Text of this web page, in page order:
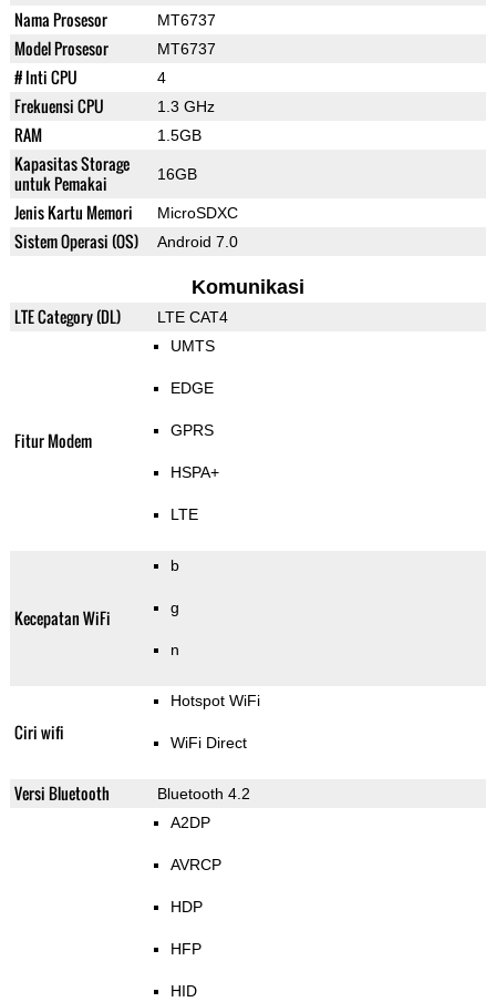
Nama Prosesor MT6737
Model Prosesor MT6737
# Inti CPU 4
Frekuensi CPU 1.3 GHz
RAM 1.5GB
Kapasitas Storage
untuk Pemakai
16GB
Jenis Kartu Memori MicroSDXC
Sistem Operasi (OS) Android 7.0
Komunikasi
LTE Category (DL) LTE CAT4
Fitur Modem
UMTS
EDGE
GPRS
HSPA+
LTE
Kecepatan WiFi
b
g
n
Ciri wifi
Hotspot WiFi
WiFi Direct
Versi Bluetooth Bluetooth 4.2
A2DP
AVRCP
HDP
HFP
HID